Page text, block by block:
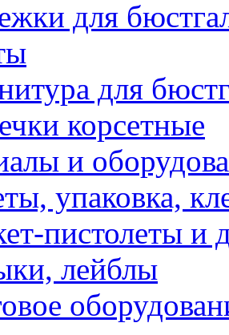
для
для
корсетные
и
упаковка,
пистолеты и
лейблы